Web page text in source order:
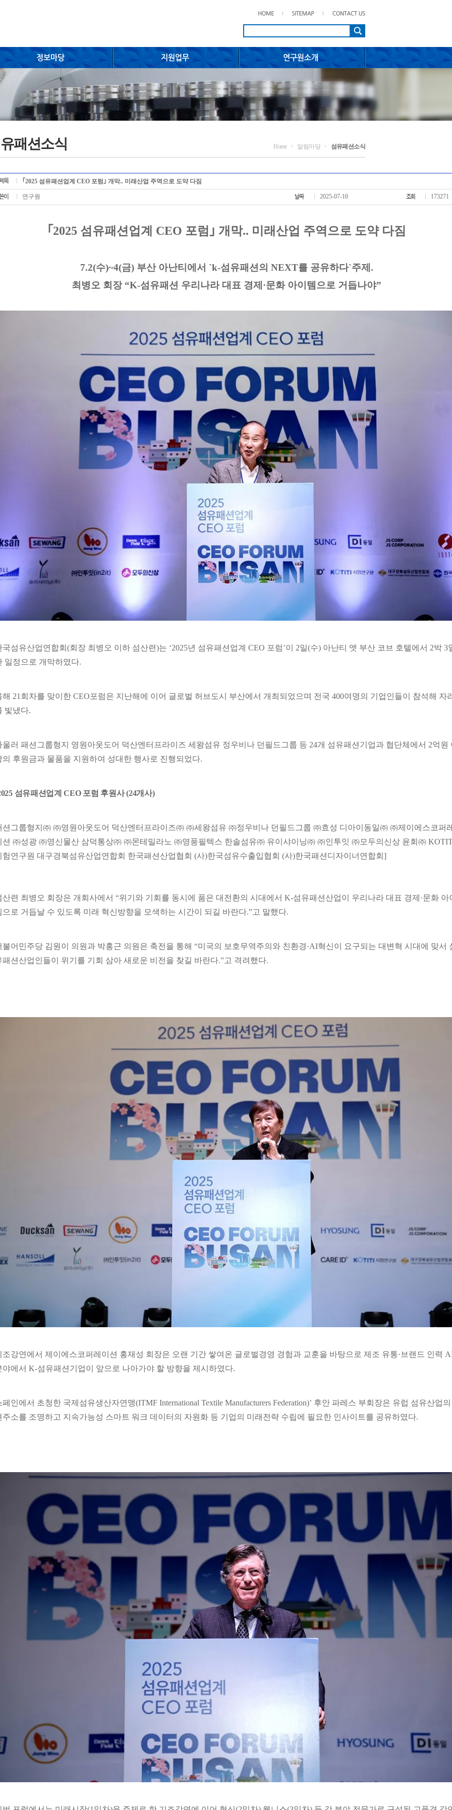
패션소식 Home > 알림마당 > 섬유패션소식
｢2025 섬유패션업계 CEO 포럼｣ 개막.. 미래산업 주역으로 도약 다짐
연구원 2025-07-10 173271
｢2025 섬유패션업계 CEO 포럼｣ 개막.. 미래산업 주역으로 도약 다짐
7.2(수)~4(금) 부산 아난티에서 `k-섬유패션의 NEXT를 공유하다`주제.
최병오 회장 “K-섬유패션 우리나라 대표 경제·문화 아이템으로 거듭나야”
국섬유산업연합회(회장 최병오 이하 섬산련)는 ‘2025년 섬유패션업계 CEO 포럼’이 2일(수) 아난티 앳 부산 코브 호텔에서 2박 3
일정으로 개막하였다.
해 21회차를 맞이한 CEO포럼은 지난해에 이어 글로벌 허브도시 부산에서 개최되었으며 전국 400여명의 기업인들이 참석해 자
빛냈다.
울러 패션그룹형지 영원아웃도어 덕산엔터프라이즈 세왕섬유 정우비나 던필드그룹 등 24개 섬유패션기업과 협단체에서 2억원
의 후원금과 물품을 지원하여 성대한 행사로 진행되었다.
섬유패션업계 CEO 포럼 후원사 (24개사)
션그룹형지㈜ ㈜영원아웃도어 덕산엔터프라이즈㈜ ㈜세왕섬유 ㈜정우비나 던필드그룹 ㈜효성 디아이동일㈜ ㈜제이에스코퍼
션 ㈜성광 ㈜영신물산 삼덕통상㈜ ㈜몬테밀라노 ㈜영풍필텍스 한솔섬유㈜ 유이샤이닝㈜ ㈜인투잇 ㈜모두의신상 윤회㈜
험연구원 대구경북섬유산업연합회 한국패션산업협회 (사)한국섬유수출입협회 (사)한국패션디자이너연합회]
산련 최병오 회장은 개회사에서 “위기와 기회를 동시에 품은 대전환의 시대에서 K-섬유패션산업이 우리나라 대표 경제·문화 아
으로 거듭날 수 있도록 미래 혁신방향을 모색하는 시간이 되길 바란다.”고 말했다.
불어민주당 김원이 의원과 박홍근 의원은 축전을 통해 “미국의 보호무역주의와 친환경·AI혁신이 요구되는 대변혁 시대에 맞서
패션산업인들이 위기를 기회 삼아 새로운 비전을 찾길 바란다.”고 격려했다.
조강연에서 제이에스코퍼레이션 홍재성 회장은 오랜 기간 쌓여온 글로벌경영 경험과 교훈을 바탕으로 제조 유통·브랜드 인력
야에서 K-섬유패션기업이 앞으로 나아가야 할 방향을 제시하였다.
페인에서 초청한 국제섬유생산자연맹(ITMF International Textile Manufacturers Federation)’ 후안 파레스 부회장은 유럽 섬유산업의
주소를 조명하고 지속가능성 스마트 워크 데이터의 자원화 등 기업의 미래전략 수립에 필요한 인사이트를 공유하였다.